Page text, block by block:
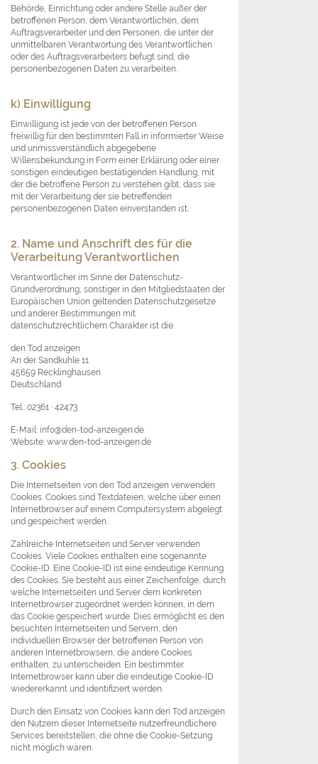
Behörde, Einrichtung oder andere Stelle außer der
betroffenen Person, dem Verantwortlichen, dem
Auftragsverarbeiter und den Personen, die unter der
unmittelbaren Verantwortung des Verantwortlichen
oder des Auftragsverarbeiters befugt sind, die
personenbezogenen Daten zu verarbeiten.
k) Einwilligung
Einwilligung ist jede von der betroffenen Person
freiwillig für den bestimmten Fall in informierter Weise
und unmissverständlich abgegebene
Willensbekundung in Form einer Erklärung oder einer
sonstigen eindeutigen bestätigenden Handlung, mit
der die betroffene Person zu verstehen gibt, dass sie
mit der Verarbeitung der sie betreffenden
personenbezogenen Daten einverstanden ist.
2. Name und Anschrift des für die
Verarbeitung Verantwortlichen
Verantwortlicher im Sinne der Datenschutz-
Grundverordnung, sonstiger in den Mitgliedstaaten der
Europäischen Union geltenden Datenschutzgesetze
und anderer Bestimmungen mit
datenschutzrechtlichem Charakter ist die:
den Tod anzeigen
An der Sandkuhle 11
45659 Recklinghausen
Deutschland
Tel.: 02361 · 42473
E-Mail: info@den-tod-anzeigen.de
Website: www.den-tod-anzeigen.de
3. Cookies
Die Internetseiten von den Tod anzeigen verwenden
Cookies. Cookies sind Textdateien, welche über einen
Internetbrowser auf einem Computersystem abgelegt
und gespeichert werden.
Zahlreiche Internetseiten und Server verwenden
Cookies. Viele Cookies enthalten eine sogenannte
Cookie-ID. Eine Cookie-ID ist eine eindeutige Kennung
des Cookies. Sie besteht aus einer Zeichenfolge, durch
welche Internetseiten und Server dem konkreten
Internetbrowser zugeordnet werden können, in dem
das Cookie gespeichert wurde. Dies ermöglicht es den
besuchten Internetseiten und Servern, den
individuellen Browser der betroffenen Person von
anderen Internetbrowsern, die andere Cookies
enthalten, zu unterscheiden. Ein bestimmter
Internetbrowser kann über die eindeutige Cookie-ID
wiedererkannt und identifiziert werden.
Durch den Einsatz von Cookies kann den Tod anzeigen
den Nutzern dieser Internetseite nutzerfreundlichere
Services bereitstellen, die ohne die Cookie-Setzung
nicht möglich wären.